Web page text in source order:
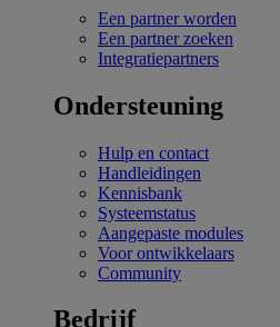
Een partner worden
Een partner zoeken
Integratiepartners
Ondersteuning
Hulp en contact
Handleidingen
Kennisbank
Systeemstatus
Aangepaste modules
Voor ontwikkelaars
Community
Bedrijf